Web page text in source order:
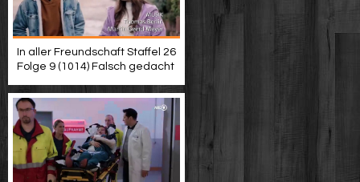
In aller Freundschaft Staffel 26
Folge 9 (1014) Falsch gedacht